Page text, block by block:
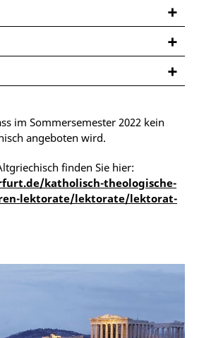
gedacht, die
Studierende der Universität
A2 vor.
gedacht, die
der griechischen Sprache
Studierende der Universität
B1 vor.
im Sommersemester 2022 kein
angeboten wird.
finden Sie hier:
katholisch-theologische-
lektorate/lektorate/lektorat-